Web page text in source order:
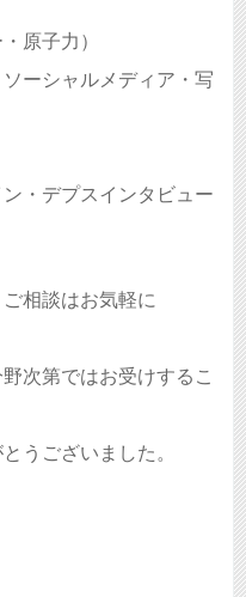
原子力）
ソーシャルメディア・写
ン・デプスインタビュー
相談はお気軽に
次第ではお受けするこ
うございました。